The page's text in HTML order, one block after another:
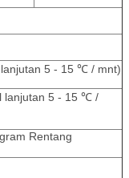
5 - 15 ℃ / mnt)
lanjutan 5 - 15 ℃ /
Rentang